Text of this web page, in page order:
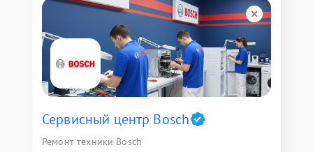
Сервисный центр Bosch
Ремонт техники Bosch